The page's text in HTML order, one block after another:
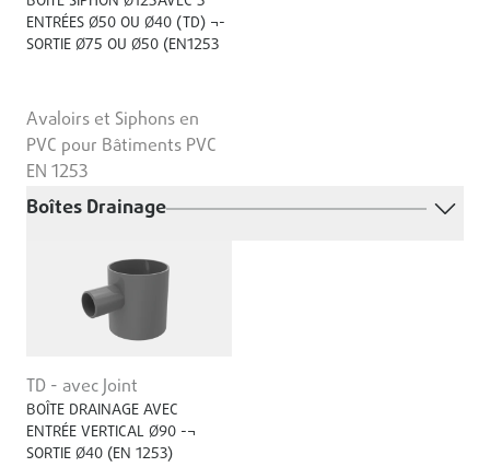
ENTRÉES Ø50 OU Ø40 (TD) ¬-
SORTIE Ø75 OU Ø50 (EN1253
Avaloirs et Siphons en
PVC pour Bâtiments PVC
EN 1253
Boîtes Drainage
TD - avec Joint
BOÎTE DRAINAGE AVEC
ENTRÉE VERTICAL Ø90 -¬
SORTIE Ø40 (EN 1253)